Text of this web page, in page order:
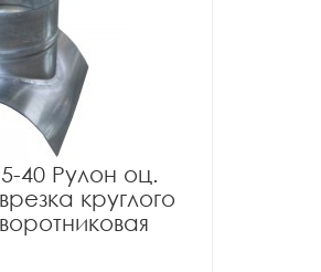
40 Рулон оц.
круглого